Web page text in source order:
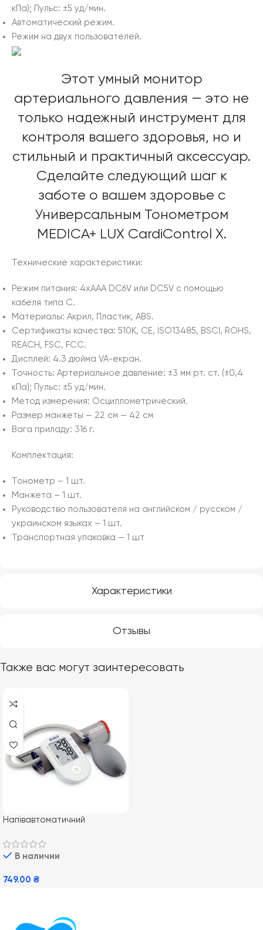
Характеристики
Отзывы
кПа); Пульс: ±5 уд/мин.
Автоматический режим.
Режим на двух пользователей.
Этот умный монитор
артериального давления — это не
только надежный инструмент для
контроля вашего здоровья, но и
стильный и практичный аксессуар.
Сделайте следующий шаг к
заботе о вашем здоровье с
Универсальным Тонометром
MEDICA+ LUX CardiControl X.
Технические характеристики:
Режим питания: 4xAAA DC6V или DC5V с помощью
кабеля типа C.
Материалы: Акрил, Пластик, ABS.
Сертификаты качества: 510K, CE, ISO13485, BSCI, ROHS,
REACH, FSC, FCC.
Дисплей: 4.3 дюйма VA-екран.
Точность: Артериальное давление: ±3 мм рт. ст. (±0,4
кПа); Пульс: ±5 уд/мин.
Метод измерения: Осциллометрический.
Размер манжеты — 22 см — 42 см
Вага приладу: 316 г.
Комплектация:
Тонометр – 1 шт.
Манжета – 1 шт.
Руководство пользователя на английском / русском /
украинском языках – 1 шт.
Транспортная упаковка — 1 шт
Также вас могут заинтересовать
Напівавтоматичний
В наличии
749.00 ₴